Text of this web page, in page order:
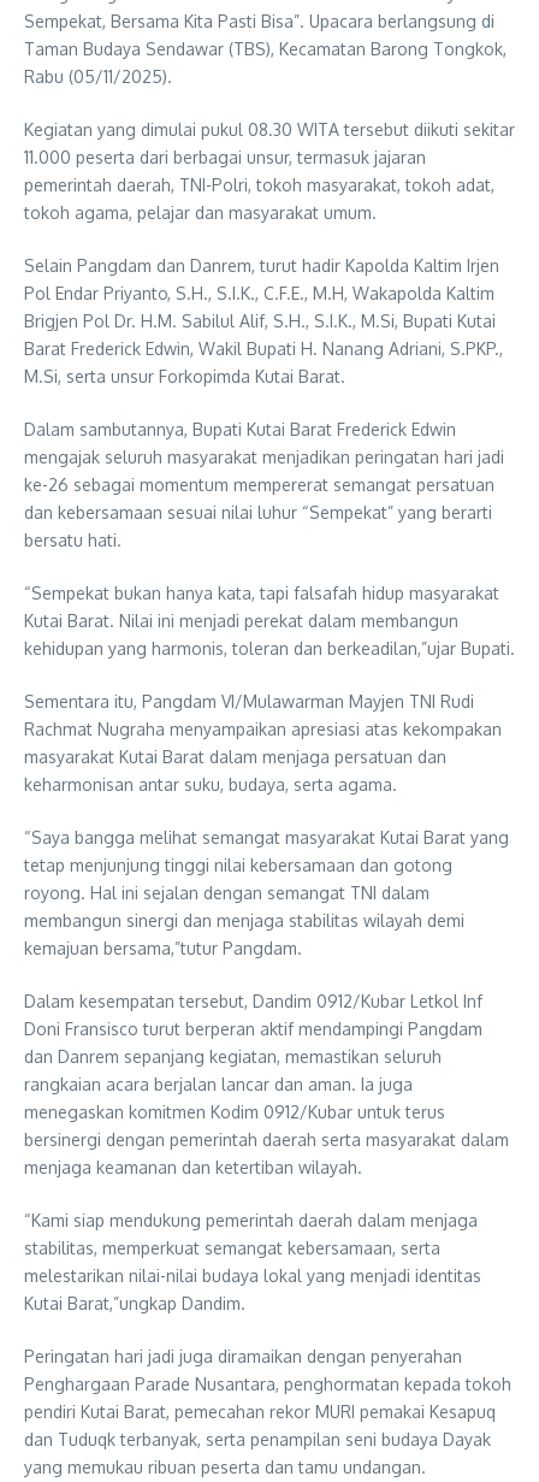
Sempekat, Bersama Kita Pasti Bisa”. Upacara berlangsung di
Taman Budaya Sendawar (TBS), Kecamatan Barong Tongkok,
Rabu (05/11/2025).
Kegiatan yang dimulai pukul 08.30 WITA tersebut diikuti sekitar
11.000 peserta dari berbagai unsur, termasuk jajaran
pemerintah daerah, TNI-Polri, tokoh masyarakat, tokoh adat,
tokoh agama, pelajar dan masyarakat umum.
Selain Pangdam dan Danrem, turut hadir Kapolda Kaltim Irjen
Pol Endar Priyanto, S.H., S.I.K., C.F.E., M.H, Wakapolda Kaltim
Brigjen Pol Dr. H.M. Sabilul Alif, S.H., S.I.K., M.Si, Bupati Kutai
Barat Frederick Edwin, Wakil Bupati H. Nanang Adriani, S.PKP.,
M.Si, serta unsur Forkopimda Kutai Barat.
Dalam sambutannya, Bupati Kutai Barat Frederick Edwin
mengajak seluruh masyarakat menjadikan peringatan hari jadi
ke-26 sebagai momentum mempererat semangat persatuan
dan kebersamaan sesuai nilai luhur “Sempekat” yang berarti
bersatu hati.
“Sempekat bukan hanya kata, tapi falsafah hidup masyarakat
Kutai Barat. Nilai ini menjadi perekat dalam membangun
kehidupan yang harmonis, toleran dan berkeadilan,”ujar Bupati.
Sementara itu, Pangdam VI/Mulawarman Mayjen TNI Rudi
Rachmat Nugraha menyampaikan apresiasi atas kekompakan
masyarakat Kutai Barat dalam menjaga persatuan dan
keharmonisan antar suku, budaya, serta agama.
“Saya bangga melihat semangat masyarakat Kutai Barat yang
tetap menjunjung tinggi nilai kebersamaan dan gotong
royong. Hal ini sejalan dengan semangat TNI dalam
membangun sinergi dan menjaga stabilitas wilayah demi
kemajuan bersama,”tutur Pangdam.
Dalam kesempatan tersebut, Dandim 0912/Kubar Letkol Inf
Doni Fransisco turut berperan aktif mendampingi Pangdam
dan Danrem sepanjang kegiatan, memastikan seluruh
rangkaian acara berjalan lancar dan aman. Ia juga
menegaskan komitmen Kodim 0912/Kubar untuk terus
bersinergi dengan pemerintah daerah serta masyarakat dalam
menjaga keamanan dan ketertiban wilayah.
“Kami siap mendukung pemerintah daerah dalam menjaga
stabilitas, memperkuat semangat kebersamaan, serta
melestarikan nilai-nilai budaya lokal yang menjadi identitas
Kutai Barat,”ungkap Dandim.
Peringatan hari jadi juga diramaikan dengan penyerahan
Penghargaan Parade Nusantara, penghormatan kepada tokoh
pendiri Kutai Barat, pemecahan rekor MURI pemakai Kesapuq
dan Tuduqk terbanyak, serta penampilan seni budaya Dayak
yang memukau ribuan peserta dan tamu undangan.